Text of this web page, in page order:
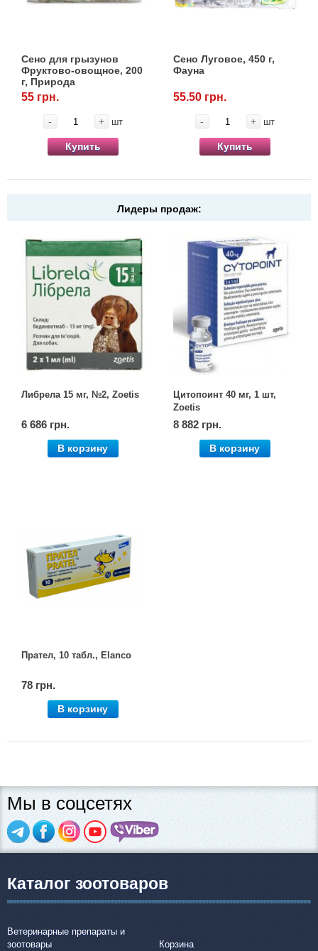
Сено для грызунов
Фруктово-овощное, 200
г, Природа
55 грн.
- + шт
Купить
Сено Луговое, 450 г,
Фауна
55.50 грн.
- + шт
Купить
Лидеры продаж:
Либрела 15 мг, №2, Zoetis
6 686 грн.
В корзину
Цитопоинт 40 мг, 1 шт,
Zoetis
8 882 грн.
В корзину
Прател, 10 табл., Elanco
78 грн.
В корзину
Мы в соцсетях
Каталог зоотоваров
Ветеринарные препараты и
зоотовары
Корзина
Лежаки, будиночки, охолоджуючи
килимки
Миски, автогодівниці, поілки
матеріали
Подарункові сертифікати
Товари для голубів
Товари для гризунів
Товари для коней
Товари для людей
Архів / Знято з виробництва